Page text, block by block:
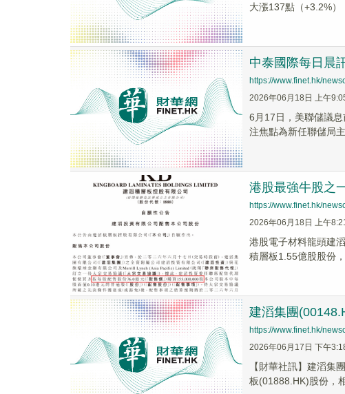
大漲137點（+3.2%）
中泰國際每日晨
https://www.finet.hk/
2026年06月18日 上午
6月17日，美聯儲議
注焦點為新任聯儲局
港股最強牛股之
https://www.finet.hk/
2026年06月18日 上午
港股電子材料龍頭建
積層板1.55億股股份，
建滔集團
https://www.finet.hk/
2026年06月17日 下午
【財華社訊】建滔集
板(01888.HK)股份，